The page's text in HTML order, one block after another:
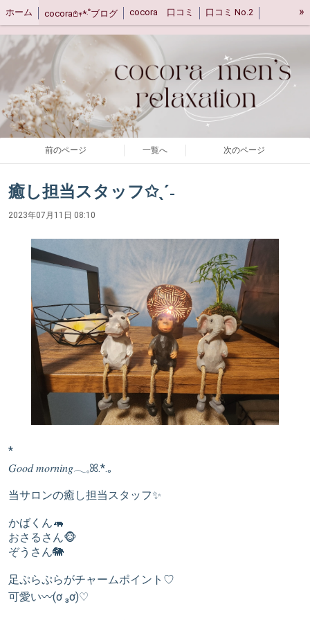
ホーム cocora𖤘𖥧*‧ﹾブログ cocora 口コミ 口コミ No.2
キャンセルポリシー ご案内 アクセス
»
前のページ 一覧へ 次のページ
癒し担当スタッフ✩ˎˊ˗
2023年07月11日 08:10
*
𝐺𝑜𝑜𝑑 𝑚𝑜𝑟𝑛𝑖𝑛𝑔𓂃𓈒ꕤ.*.｡
当サロンの癒し担当スタッフ✨
かばくん🦛
おさるさん🐵
ぞうさん🐘
足ぷらぷらがチャームポイント♡
可愛い〰️(ơ ₃ơ)♡